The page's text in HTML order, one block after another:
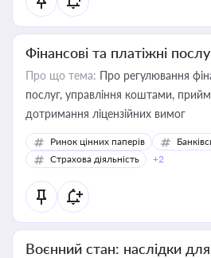
Фінансові та платіжні
Про що тема: Про регулювання
послуг, управління коштами, приймання платежів та
дотримання ліцензійних вимог
Ринок цінних паперів
Страхова діяльність
+2
Воєнний стан: наслідки для